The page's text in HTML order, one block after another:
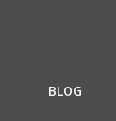
BLOG